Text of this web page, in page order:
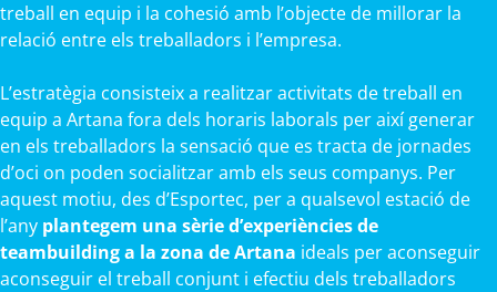
treball en equip i la cohesió amb l’objecte de millorar la
relació entre els treballadors i l’empresa.
L’estratègia consisteix a realitzar activitats de treball en
equip a Artana fora dels horaris laborals per així generar
en els treballadors la sensació que es tracta de jornades
d’oci on poden socialitzar amb els seus companys. Per
aquest motiu, des d’Esportec, per a qualsevol estació de
l’any plantegem una sèrie d’experiències de
teambuilding a la zona de Artana ideals per aconseguir
aconseguir el treball conjunt i efectiu dels treballadors